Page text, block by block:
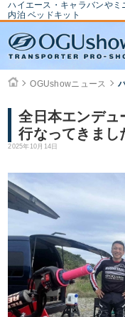
ハイエース・キャラバンや
内泊 ベッドキット
OGUshowニュース
全日本エンデュ
行なってきまし
2025年10月14日